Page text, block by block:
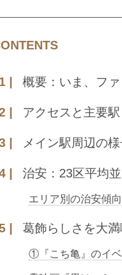
概要：いま、フ
アクセスと主要
メイン駅周辺の
治安：23区平均
エリア別の治安傾
葛飾らしさを大
①『こち亀』のイ